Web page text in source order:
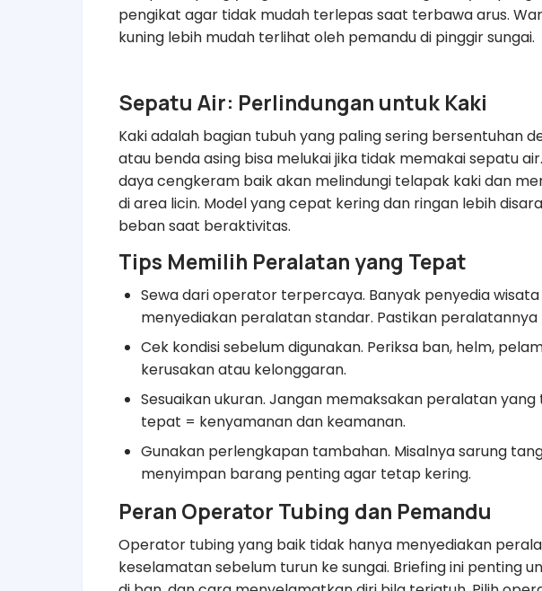
pengikat agar tidak mudah terlepas saat terbawa arus.
kuning lebih mudah terlihat oleh pemandu di pinggir sungai.
Sepatu Air: Perlindungan untuk Kaki
Kaki adalah bagian tubuh yang paling sering bersentuhan
atau benda asing bisa melukai jika tidak memakai sepatu
daya cengkeram baik akan melindungi telapak kaki dan
di area licin. Model yang cepat kering dan ringan lebih
beban saat beraktivitas.
Tips Memilih Peralatan yang Tepat
Sewa dari operator terpercaya. Banyak penyedia
menyediakan peralatan standar. Pastikan
Cek kondisi sebelum digunakan. Periksa ban, helm,
kerusakan atau kelonggaran.
Sesuaikan ukuran. Jangan memaksakan peralatan
tepat = kenyamanan dan keamanan.
Gunakan perlengkapan tambahan. Misalnya sarung
menyimpan barang penting agar tetap kering.
Peran Operator Tubing dan Pemandu
Operator tubing yang baik tidak hanya menyediakan
keselamatan sebelum turun ke sungai. Briefing ini penting